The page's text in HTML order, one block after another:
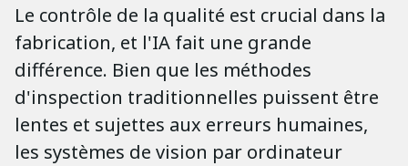
Le contrôle de la qualité est crucial dans la
fabrication, et l'IA fait une grande
différence. Bien que les méthodes
d'inspection traditionnelles puissent être
lentes et sujettes aux erreurs humaines,
les systèmes de vision par ordinateur